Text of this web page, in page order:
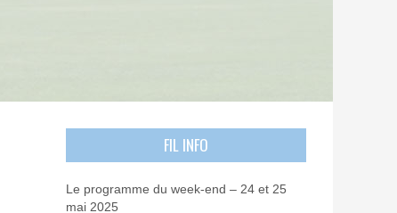
FIL INFO
Le programme du week-end – 24 et 25
mai 2025